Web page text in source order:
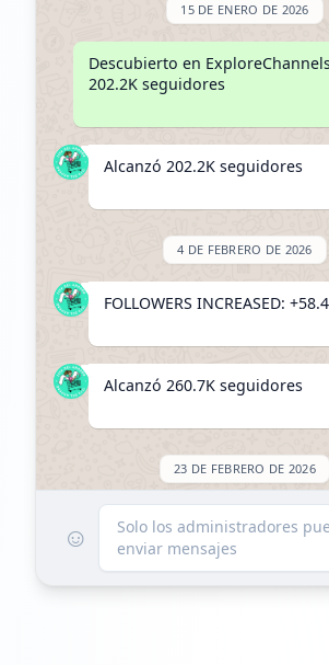
15 DE ENERO DE 2026
Descubierto en
202.2K seguidores
Alcanzó 202.2K seguidores
4 DE FEBRERO DE 2026
FOLLOWERS INCREASED:
Alcanzó 260.7K seguidores
23 DE FEBRERO DE 2026
FOLLOWERS INCREASED:
☺
Solo los administradores
enviar mensajes